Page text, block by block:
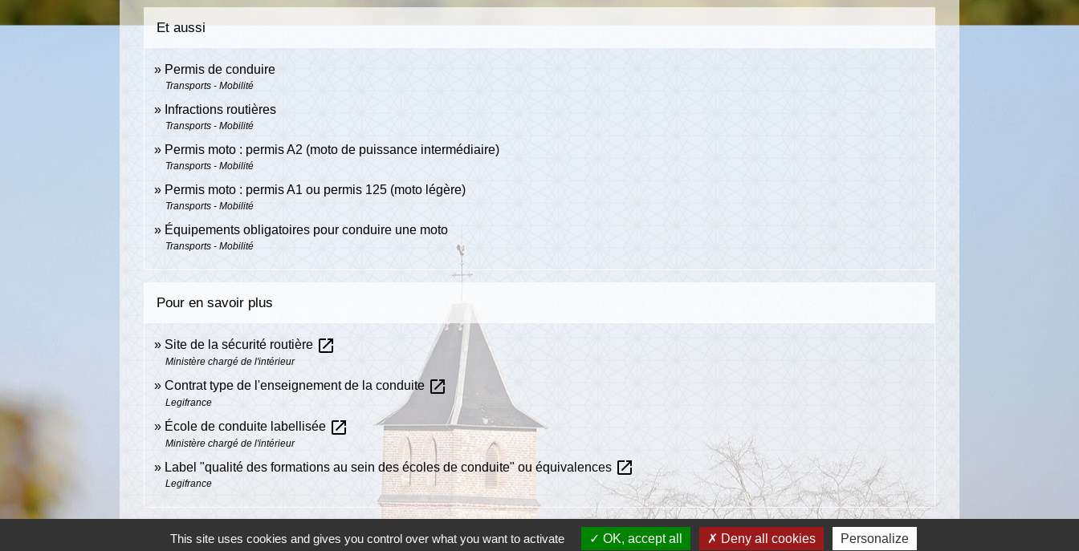
Et aussi
Permis de conduire
Transports - Mobilité
Infractions routières
Transports - Mobilité
Permis moto : permis A2 (moto de puissance intermédiaire)
Transports - Mobilité
Permis moto : permis A1 ou permis 125 (moto légère)
Transports - Mobilité
Équipements obligatoires pour conduire une moto
Transports - Mobilité
Pour en savoir plus
Site de la sécurité routière open_in_new
Ministère chargé de l'intérieur
Contrat type de l'enseignement de la conduite open_in_new
Legifrance
École de conduite labellisée open_in_new
Ministère chargé de l'intérieur
Label "qualité des formations au sein des écoles de conduite" ou équivalences open_in_new
Legifrance
Signaler une erreur sur cette page
This site uses cookies and gives you control over what you want to activate OK, accept all Deny all cookies Personalize